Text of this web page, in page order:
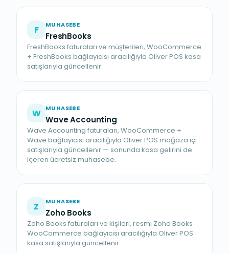
F MUHASEBE
FreshBooks
FreshBooks faturaları ve müşterileri, WooCommerce
+ FreshBooks bağlayıcısı aracılığıyla Oliver POS kasa
satışlarıyla güncellenir.
W MUHASEBE
Wave Accounting
Wave Accounting faturaları, WooCommerce +
Wave bağlayıcısı aracılığıyla Oliver POS mağaza içi
satışlarıyla güncellenir — sonunda kasa gelirini de
içeren ücretsiz muhasebe.
Z MUHASEBE
Zoho Books
Zoho Books faturaları ve kişileri, resmi Zoho Books
WooCommerce bağlayıcısı aracılığıyla Oliver POS
kasa satışlarıyla güncellenir.